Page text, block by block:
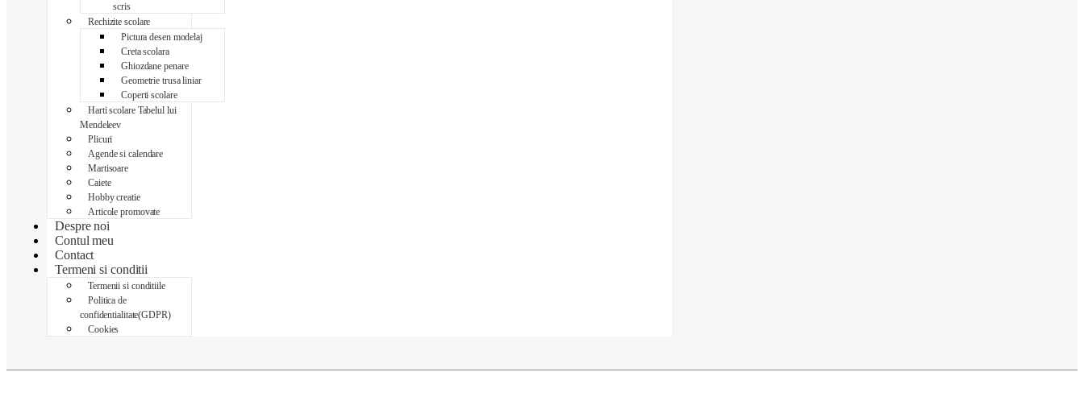
scris
Rechizite scolare
Pictura desen modelaj
Creta scolara
Ghiozdane penare
Geometrie trusa liniar
Coperti scolare
Harti scolare Tabelul lui
Mendeleev
Plicuri
Agende si calendare
Martisoare
Caiete
Hobby creatie
Articole promovate
Despre noi
Contul meu
Contact
Termeni si conditii
Termenii si conditiile
Politica de
confidentialitate(GDPR)
Cookies